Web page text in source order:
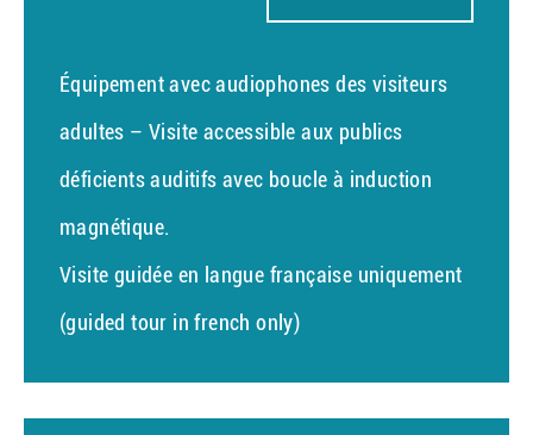
Équipement avec audiophones des visiteurs
adultes – Visite accessible aux publics
déficients auditifs avec boucle à induction
magnétique.
Visite guidée en langue française uniquement
(guided tour in french only)